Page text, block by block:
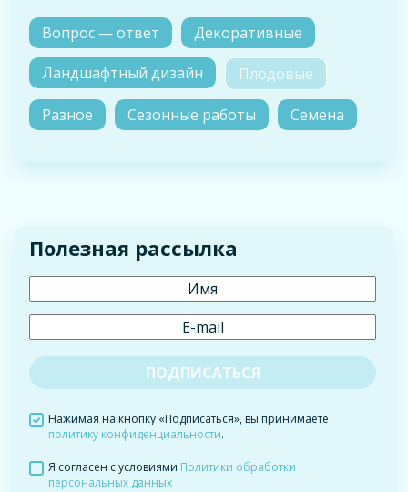
Вопрос — ответ
Декоративные
Ландшафтный дизайн
Плодовые
Разное Сезонные работы Семена
Полезная рассылка
Нажимая на кнопку «Подписаться», вы принимаете
политику конфиденциальности.
Я согласен с условиями Политики обработки
персональных данных